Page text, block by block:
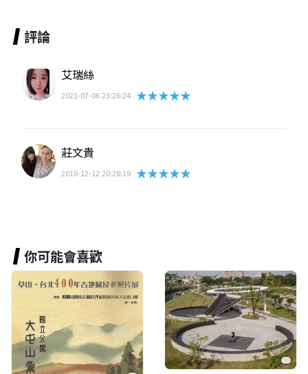
評論
艾瑞絲
2021-07-06 23:26:24 ★★★★★
莊文貴
2018-12-12 20:28:19 ★★★★★
你可能會喜歡